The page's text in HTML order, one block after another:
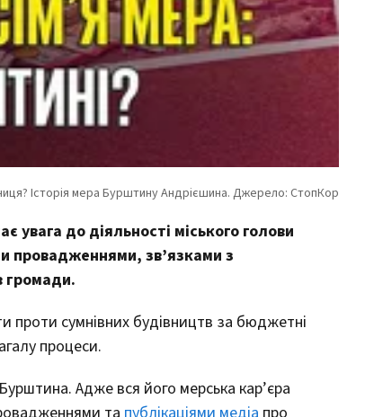
увага до діяльності міського голови
провадженнями, зв’язками з
громади.
проти сумнівних будівництв за бюджетні
процеси.
Адже вся його мерська кар’єра